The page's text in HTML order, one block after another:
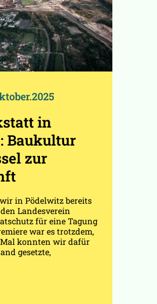
in
Baukultur
zur
in Pödelwitz bereits
Landesverein
für eine Tagung
war es trotzdem,
konnten wir dafür
gesetzte,